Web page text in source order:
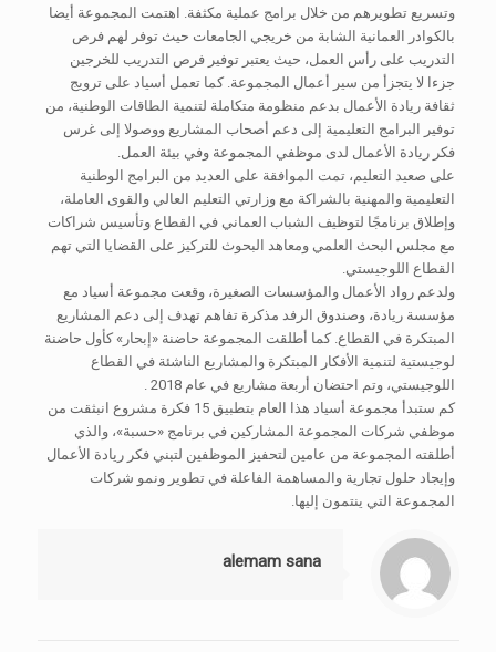
وتسريع تطويرهم من خلال برامج عملية مكثفة. اهتمت المجموعة أيضا
بالكوادر العمانية الشابة من خريجي الجامعات حيث توفر لهم فرص
التدريب على رأس العمل، حيث يعتبر توفير فرص التدريب للخرجين
جزءا لا يتجزأ من سير أعمال المجموعة. كما تعمل أسياد على ترويج
ثقافة ريادة الأعمال بدعم منظومة متكاملة لتنمية الطاقات الوطنية، من
توفير البرامج التعليمية إلى دعم أصحاب المشاريع ووصولا إلى غرس
فكر ريادة الأعمال لدى موظفي المجموعة وفي بيئة العمل.
على صعيد التعليم، تمت الموافقة على العديد من البرامج الوطنية
التعليمية والمهنية بالشراكة مع وزارتي التعليم العالي والقوى العاملة،
وإطلاق برنامجًا لتوظيف الشباب العماني في القطاع وتأسيس شراكات
مع مجلس البحث العلمي ومعاهد البحوث للتركيز على القضايا التي تهم
القطاع اللوجيستي.
ولدعم رواد الأعمال والمؤسسات الصغيرة، وقعت مجموعة أسياد مع
مؤسسة ريادة، وصندوق الرفد مذكرة تفاهم تهدف إلى دعم المشاريع
المبتكرة في القطاع. كما أطلقت المجموعة حاضنة «إبحار» كأول حاضنة
لوجيستية لتنمية الأفكار المبتكرة والمشاريع الناشئة في القطاع
اللوجيستي، وتم احتضان أربعة مشاريع في عام 2018 .
كم ستبدأ مجموعة أسياد هذا العام بتطبيق 15 فكرة مشروع انبثقت من
موظفي شركات المجموعة المشاركين في برنامج «حسبة»، والذي
أطلقته المجموعة من عامين لتحفيز الموظفين لتبني فكر ريادة الأعمال
وإيجاد حلول تجارية والمساهمة الفاعلة في تطوير ونمو شركات
المجموعة التي ينتمون إليها.
alemam sana